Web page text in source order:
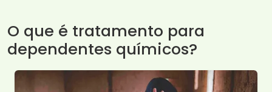
O que é tratamento para
dependentes químicos?